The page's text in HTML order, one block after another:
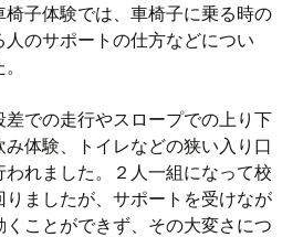
子体験では、車椅子に乗る時の
のサポートの仕方などについ
での走行やスロープでの上り下
み体験、トイレなどの狭い入り口
れました。２人一組になって校
ましたが、サポートを受けなが
ことができず、その大変さにつ